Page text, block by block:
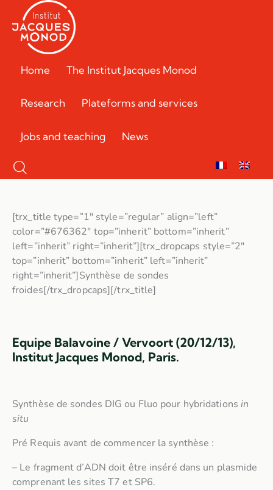
Home The Institut Jacques Monod
Research Plateforms and services
Jobs and teaching News
[trx_title type=”1″ style=”regular” align=”left”
color=”#676362″ top=”inherit” bottom=”inherit”
left=”inherit” right=”inherit”][trx_dropcaps style=”2″
top=”inherit” bottom=”inherit” left=”inherit”
right=”inherit”]Synthèse de sondes
froides[/trx_dropcaps][/trx_title]
Equipe Balavoine / Vervoort (20/12/13),
Institut Jacques Monod, Paris.
Synthèse de sondes DIG ou Fluo pour hybridations in
situ
Pré Requis avant de commencer la synthèse :
– Le fragment d’ADN doit être inséré dans un plasmide
comprenant les sites T7 et SP6.